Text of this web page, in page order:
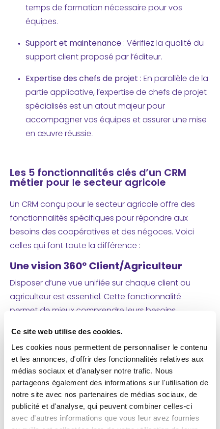
Ce site web utilise des cookies.
Les cookies nous permettent de personnaliser le contenu
et les annonces, d'offrir des fonctionnalités relatives aux
médias sociaux et d'analyser notre trafic. Nous
partageons également des informations sur l'utilisation de
notre site avec nos partenaires de médias sociaux, de
publicité et d'analyse, qui peuvent combiner celles-ci
avec d'autres informations que vous leur avez fournies
temps de formation nécessaire pour vos
équipes.
Support et maintenance : Vérifiez la qualité du
support client proposé par l’éditeur.
Expertise des chefs de projet : En parallèle de la
partie applicative, l’expertise de chefs de projet
spécialisés est un atout majeur pour
accompagner vos équipes et assurer une mise
en œuvre réussie.
Les 5 fonctionnalités clés d’un CRM
métier pour le secteur agricole
Un CRM conçu pour le secteur agricole offre des
fonctionnalités spécifiques pour répondre aux
besoins des coopératives et des négoces. Voici
celles qui font toute la différence :
Une vision 360° Client/Agriculteur
Disposer d’une vue unifiée sur chaque client ou
agriculteur est essentiel. Cette fonctionnalité
permet de mieux comprendre leurs besoins,
Tableaux de bord dynamiques
Les données mises à jour en temps réel donnent aux
équipes un aperçu immédiat des performances.